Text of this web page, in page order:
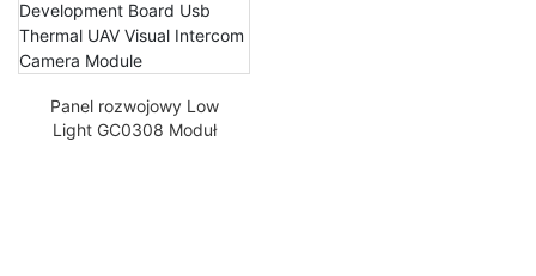
Panel rozwojowy Low
Light GC0308 Moduł